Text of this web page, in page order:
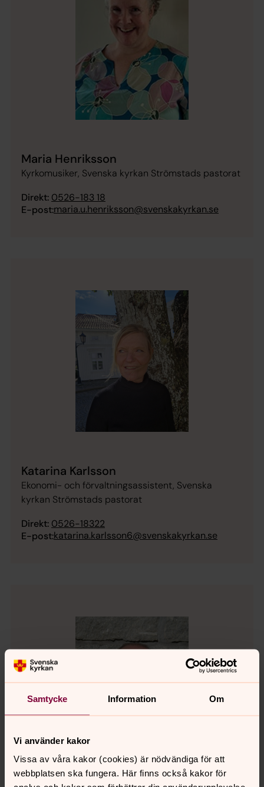
Samtycke Information Om
Vi använder kakor
Vissa av våra kakor (cookies) är nödvändiga för att
webbplatsen ska fungera. Här finns också kakor för
Maria Henriksson
Kyrkomusiker, Svenska kyrkan Strömstads pastorat
Direkt: 0526-183 18
E-post:maria.u.henriksson@svenskakyrkan.se
Katarina Karlsson
Ekonomi- och förvaltningsassistent, Svenska
kyrkan Strömstads pastorat
Direkt: 0526-18322
E-post:katarina.karlsson6@svenskakyrkan.se